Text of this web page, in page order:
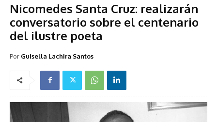
Nicomedes Santa Cruz: realizarán
conversatorio sobre el centenario
del ilustre poeta
Por Guisella Lachira Santos